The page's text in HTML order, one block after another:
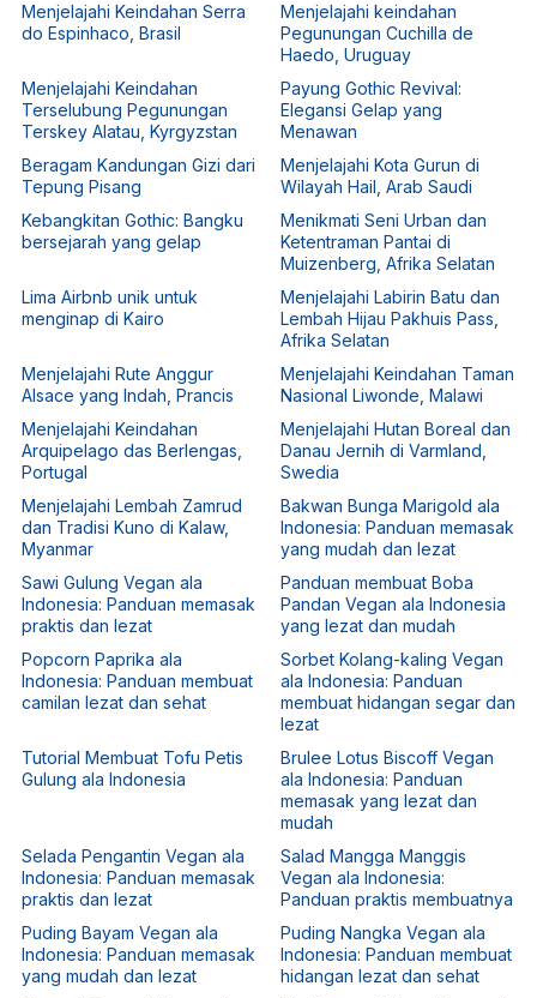
Menjelajahi Keindahan Serra
do Espinhaco, Brasil
Menjelajahi keindahan
Pegunungan Cuchilla de
Haedo, Uruguay
Menjelajahi Keindahan
Terselubung Pegunungan
Terskey Alatau, Kyrgyzstan
Payung Gothic Revival:
Elegansi Gelap yang
Menawan
Beragam Kandungan Gizi dari
Tepung Pisang
Menjelajahi Kota Gurun di
Wilayah Hail, Arab Saudi
Kebangkitan Gothic: Bangku
bersejarah yang gelap
Menikmati Seni Urban dan
Ketentraman Pantai di
Muizenberg, Afrika Selatan
Lima Airbnb unik untuk
menginap di Kairo
Menjelajahi Labirin Batu dan
Lembah Hijau Pakhuis Pass,
Afrika Selatan
Menjelajahi Rute Anggur
Alsace yang Indah, Prancis
Menjelajahi Keindahan Taman
Nasional Liwonde, Malawi
Menjelajahi Keindahan
Arquipelago das Berlengas,
Portugal
Menjelajahi Hutan Boreal dan
Danau Jernih di Varmland,
Swedia
Menjelajahi Lembah Zamrud
dan Tradisi Kuno di Kalaw,
Myanmar
Bakwan Bunga Marigold ala
Indonesia: Panduan memasak
yang mudah dan lezat
Sawi Gulung Vegan ala
Indonesia: Panduan memasak
praktis dan lezat
Panduan membuat Boba
Pandan Vegan ala Indonesia
yang lezat dan mudah
Popcorn Paprika ala
Indonesia: Panduan membuat
camilan lezat dan sehat
Sorbet Kolang-kaling Vegan
ala Indonesia: Panduan
membuat hidangan segar dan
lezat
Tutorial Membuat Tofu Petis
Gulung ala Indonesia
Brulee Lotus Biscoff Vegan
ala Indonesia: Panduan
memasak yang lezat dan
mudah
Selada Pengantin Vegan ala
Indonesia: Panduan memasak
praktis dan lezat
Salad Mangga Manggis
Vegan ala Indonesia:
Panduan praktis membuatnya
Puding Bayam Vegan ala
Indonesia: Panduan memasak
yang mudah dan lezat
Puding Nangka Vegan ala
Indonesia: Panduan membuat
hidangan lezat dan sehat